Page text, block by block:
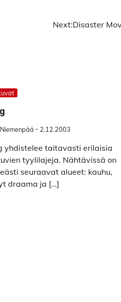
Next:Disaster
2.12.2003
yhdistelee taitavasti erilaisia
tyylilajeja. Nähtävissä on
seuraavat alueet: kauhu,
draama ja […]